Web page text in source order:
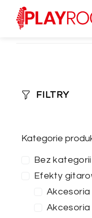
FILTRY
Kategorie
Bez kategorii
Efekty